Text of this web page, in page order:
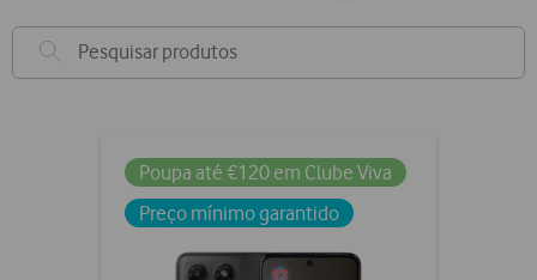
Poupa até €120 em Clube Viva
Preço mínimo garantido